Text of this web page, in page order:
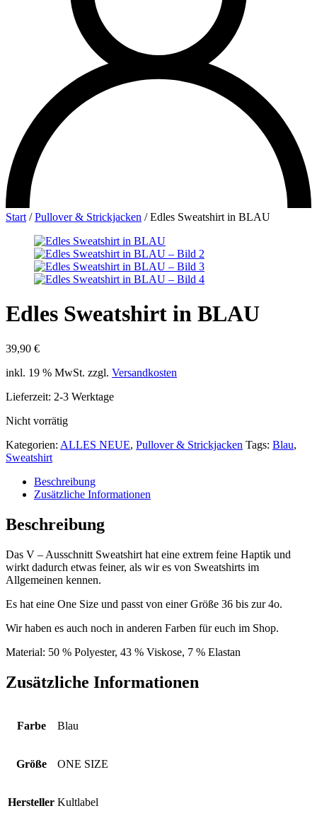
Start /Pullover & Strickjacken /Edles Sweatshirt in BLAU
Edles Sweatshirt in BLAU
39,90 €
inkl. 19 % MwSt. zzgl. Versandkosten
Lieferzeit: 2-3 Werktage
Nicht vorrätig
Kategorien: ALLES NEUE, Pullover & Strickjacken Tags: Blau,
Sweatshirt
Beschreibung
Zusätzliche Informationen
Beschreibung
Das V – Ausschnitt Sweatshirt hat eine extrem feine Haptik und
wirkt dadurch etwas feiner, als wir es von Sweatshirts im
Allgemeinen kennen.
Es hat eine One Size und passt von einer Größe 36 bis zur 4o.
Wir haben es auch noch in anderen Farben für euch im Shop.
Material: 50 % Polyester, 43 % Viskose, 7 % Elastan
Zusätzliche Informationen
Farbe Blau
Größe ONE SIZE
Hersteller Kultlabel